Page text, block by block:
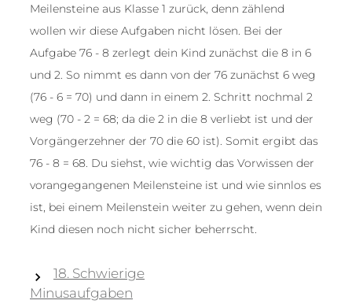
Meilensteine aus Klasse 1 zurück, denn zählend
wollen wir diese Aufgaben nicht lösen. Bei der
Aufgabe 76 - 8 zerlegt dein Kind zunächst die 8 in 6
und 2. So nimmt es dann von der 76 zunächst 6 weg
(76 - 6 = 70) und dann in einem 2. Schritt nochmal 2
weg (70 - 2 = 68; da die 2 in die 8 verliebt ist und der
Vorgängerzehner der 70 die 60 ist). Somit ergibt das
76 - 8 = 68. Du siehst, wie wichtig das Vorwissen der
vorangegangenen Meilensteine ist und wie sinnlos es
ist, bei einem Meilenstein weiter zu gehen, wenn dein
Kind diesen noch nicht sicher beherrscht.
18. Schwierige
Minusaufgaben